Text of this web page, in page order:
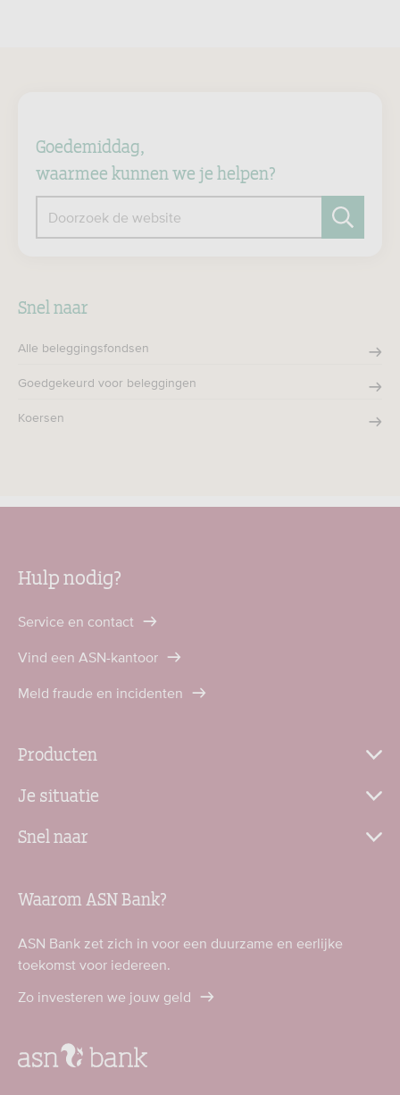
Goedemiddag,
waarmee kunnen we je helpen?
Doorzoek de website
Snel naar
Alle beleggingsfondsen
Goedgekeurd voor beleggingen
Koersen
Hulp nodig?
Service en contact
Vind een ASN-kantoor
Meld fraude en incidenten
Producten
Je situatie
Snel naar
Waarom ASN Bank?
ASN Bank zet zich in voor een duurzame en eerlijke
toekomst voor iedereen.
Zo investeren we jouw geld